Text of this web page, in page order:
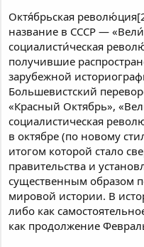
Октя́брьская
название в СССР —
социалисти́ческая
получившие
зарубежной
Большевистский
«Красный Октябрь»,
социалистическая
в октябре (по новому
итогом которой стало
правительства и
существенным образом
мировой истории. В
либо как
как продолжение